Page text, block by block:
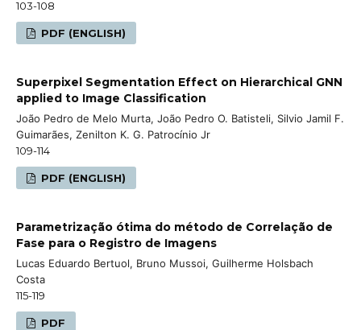
103-108
PDF (ENGLISH)
Superpixel Segmentation Effect on Hierarchical GNN
applied to Image Classification
João Pedro de Melo Murta, João Pedro O. Batisteli, Silvio Jamil F.
Guimarães, Zenilton K. G. Patrocínio Jr
109-114
PDF (ENGLISH)
Parametrização ótima do método de Correlação de
Fase para o Registro de Imagens
Lucas Eduardo Bertuol, Bruno Mussoi, Guilherme Holsbach
Costa
115-119
PDF